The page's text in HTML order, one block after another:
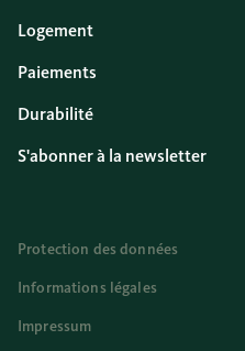
Logement
Paiements
Durabilité
S'abonner à la newsletter
Protection des données
Informations légales
Impressum